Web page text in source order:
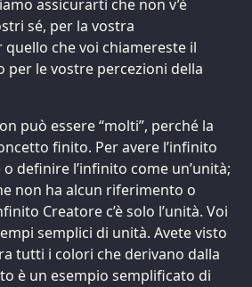
assicurarti che non v’è
sé, per la vostra
che voi chiamereste il
per le vostre percezioni della
può essere “molti”, perché la
finito. Per avere l’infinito
definire l’infinito come un’unità;
non ha alcun riferimento o
Creatore c’è solo l’unità. Voi
semplici di unità. Avete visto
tutti i colori che derivano dalla
è un esempio semplificato di